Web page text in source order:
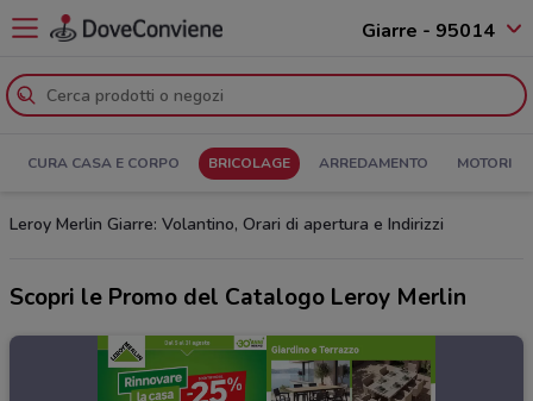
Giarre - 95014
CURA CASA E CORPO BRICOLAGE ARREDAMENTO MOTORI
Leroy Merlin Giarre: Volantino, Orari di apertura e Indirizzi
Scopri le Promo del Catalogo Leroy Merlin